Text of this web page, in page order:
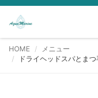
HOME
メニュー
ドライヘッドスパとま